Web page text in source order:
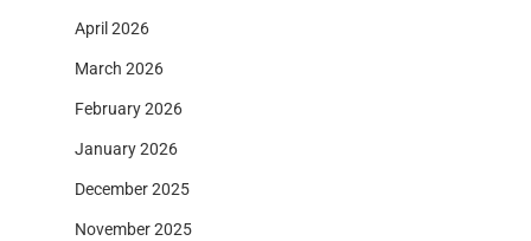
April 2026
March 2026
February 2026
January 2026
December 2025
November 2025